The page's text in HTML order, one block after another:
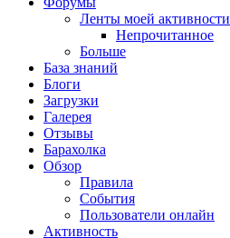
Ленты моей активности
Непрочитанное
Больше
База знаний
Блоги
Загрузки
Галерея
Отзывы
Барахолка
Обзор
Правила
События
Пользователи онлайн
Активность